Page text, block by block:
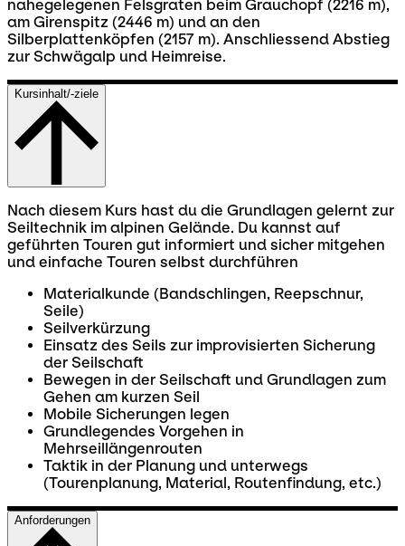
nahegelegenen Felsgraten beim Grauchopf (2216 m),
am Girenspitz (2446 m) und an den
Silberplattenköpfen (2157 m). Anschliessend Abstieg
zur Schwägalp und Heimreise.
Kursinhalt/-ziele
Nach diesem Kurs hast du die Grundlagen gelernt zur
Seiltechnik im alpinen Gelände. Du kannst auf
geführten Touren gut informiert und sicher mitgehen
und einfache Touren selbst durchführen
Materialkunde (Bandschlingen, Reepschnur,
Seile)
Seilverkürzung
Einsatz des Seils zur improvisierten Sicherung
der Seilschaft
Bewegen in der Seilschaft und Grundlagen zum
Gehen am kurzen Seil
Mobile Sicherungen legen
Grundlegendes Vorgehen in
Mehrseillängenrouten
Taktik in der Planung und unterwegs
(Tourenplanung, Material, Routenfindung, etc.)
Anforderungen